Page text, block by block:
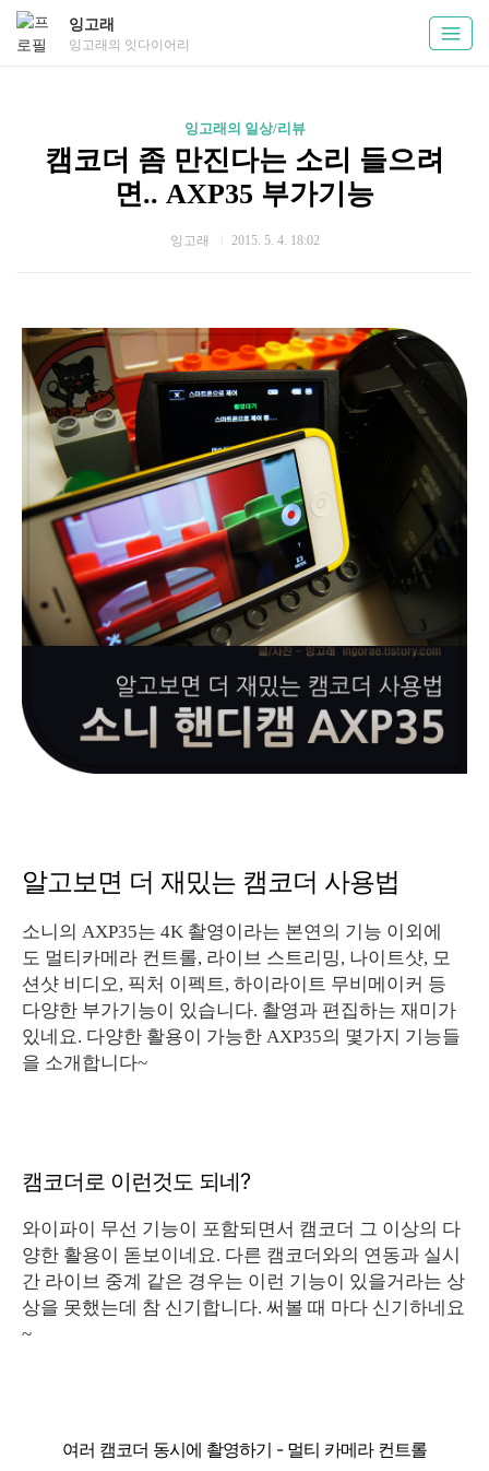
잉고래
잉고래의 잇다이어리
잉고래의 일상/리뷰
캠코더 좀 만진다는 소리 들으려
면.. AXP35 부가기능
잉고래 2015. 5. 4. 18:02
알고보면 더 재밌는 캠코더 사용법
소니의 AXP35는 4K 촬영이라는 본연의 기능 이외에
도 멀티카메라 컨트롤, 라이브 스트리밍, 나이트샷, 모
션샷 비디오, 픽처 이펙트, 하이라이트 무비메이커 등
다양한 부가기능이 있습니다. 촬영과 편집하는 재미가
있네요. 다양한 활용이 가능한 AXP35의 몇가지 기능들
을 소개합니다~
캠코더로 이런것도 되네?
와이파이 무선 기능이 포함되면서 캠코더 그 이상의 다
양한 활용이 돋보이네요. 다른 캠코더와의 연동과 실시
간 라이브 중계 같은 경우는 이런 기능이 있을거라는 상
상을 못했는데 참 신기합니다. 써볼 때 마다 신기하네요
~
여러 캠코더 동시에 촬영하기 - 멀티 카메라 컨트롤